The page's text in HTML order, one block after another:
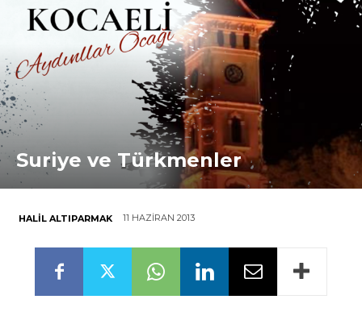
Suriye ve Türkmenler
HALIL ALTIPARMAK 11 HAZIRAN 2013